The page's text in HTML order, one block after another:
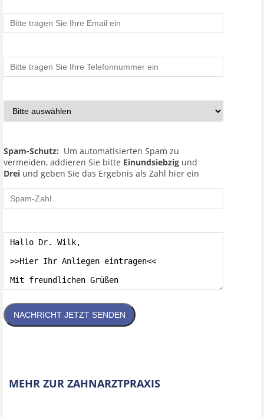
Spam-Schutz: Um automatisierten Spam zu
vermeiden, addieren Sie bitte Einundsiebzig und
Drei und geben Sie das Ergebnis als Zahl hier ein
NACHRICHT JETZT SENDEN
MEHR ZUR ZAHNARZTPRAXIS